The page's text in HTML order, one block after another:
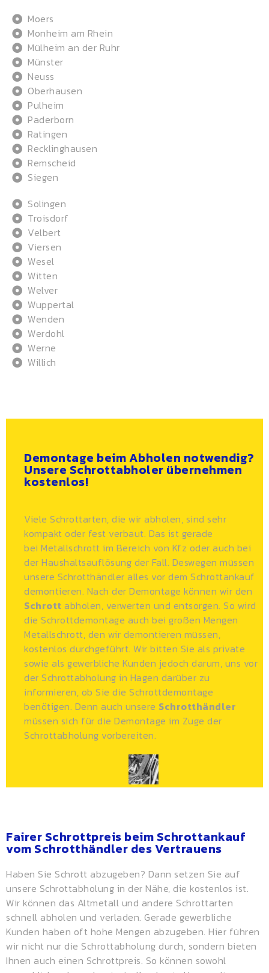
Moers
Monheim am Rhein
Mülheim an der Ruhr
Münster
Neuss
Oberhausen
Pulheim
Paderborn
Ratingen
Recklinghausen
Remscheid
Siegen
Solingen
Troisdorf
Velbert
Viersen
Wesel
Witten
Welver
Wuppertal
Wenden
Werdohl
Werne
Willich
Demontage beim Abholen notwendig?
Unsere Schrottabholer übernehmen
kostenlos!
Viele Schrottarten, die wir abholen, sind sehr
kompakt oder fest verbaut. Das ist gerade
bei Metallschrott im Bereich von Kfz oder auch bei
der Haushaltsauflösung der Fall. Deswegen müssen
unsere Schrotthändler alles vor dem Schrottankauf
demontieren. Nach der Demontage können wir den
Schrott abholen, verwerten und entsorgen. So wird
die Schrottdemontage auch bei großen Mengen
Metallschrott, den wir demontieren müssen,
kostenlos durchgeführt. Wir bitten Sie als private
sowie als gewerbliche Kunden jedoch darum, uns vor
der Schrottabholung in Hagen darüber zu
informieren, ob Sie die Schrottdemontage
benötigen. Denn auch unsere Schrotthändler
müssen sich für die Demontage im Zuge der
Schrottabholung vorbereiten.
Fairer Schrottpreis beim Schrottankauf
vom Schrotthändler des Vertrauens
Haben Sie Schrott abzugeben? Dann setzen Sie auf
unsere Schrottabholung in der Nähe, die kostenlos ist.
Wir können das Altmetall und andere Schrottarten
schnell abholen und verladen. Gerade gewerbliche
Kunden haben oft hohe Mengen abzugeben. Hier führen
wir nicht nur die Schrottabholung durch, sondern bieten
Ihnen auch einen Schrottpreis. So können sowohl